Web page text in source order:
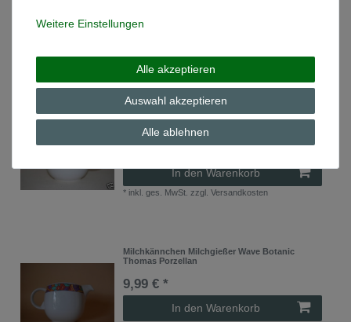
*inkl. ges. MwSt.zzgl.Versandkosten
Kaffeetasse Wave Alessandria Thomas
9,81 € *
In den Warenkorb
* inkl. ges. MwSt. zzgl.Versandkosten
Milchkännchen Milchgießer Wave Botanic
Thomas Porzellan
9,99 € *
In den Warenkorb
Weitere Einstellungen
Alle akzeptieren
Auswahl akzeptieren
Alle ablehnen